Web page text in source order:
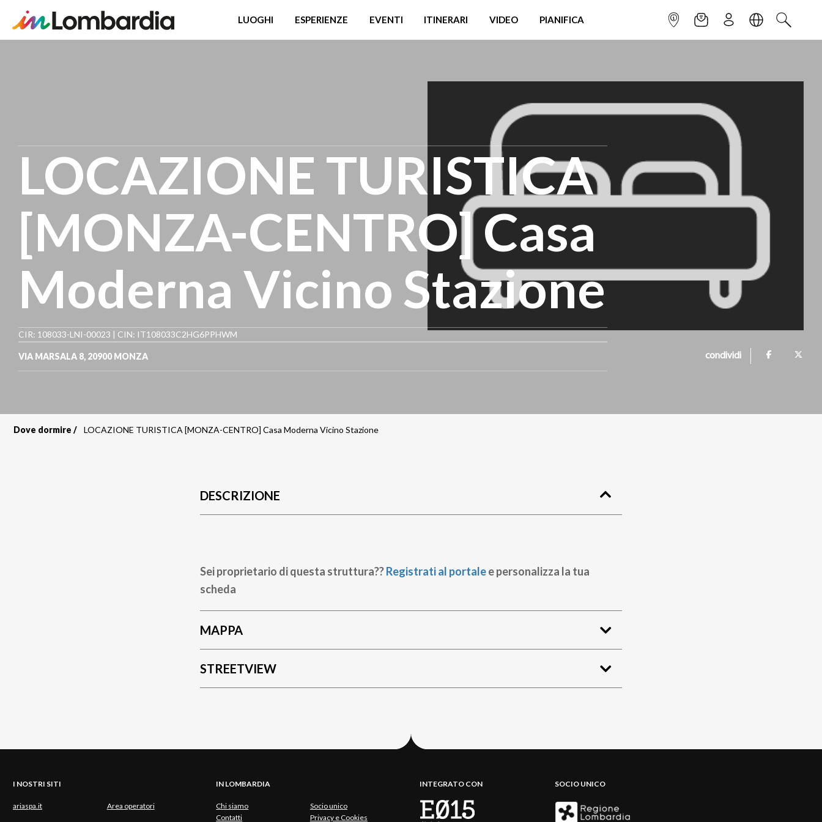
LUOGHI ESPERIENZE EVENTI ITINERARI VIDEO PIANIFICA INFOPOINTNEWSLETTER
ISCRIVITILINGUACERCA
LOCAZIONE TURISTICA
[MONZA-CENTRO] Casa
Moderna Vicino Stazione
CIR: 108033-LNI-00023 | CIN: IT108033C2HG6PPHWM
VIA MARSALA 8, 20900 MONZA condividi
Dove dormire LOCAZIONE TURISTICA [MONZA-CENTRO] Casa Moderna Vicino Stazione
DESCRIZIONE
Sei proprietario di questa struttura??Registrati al portalee personalizza la tua
scheda
MAPPA
STREETVIEW
I NOSTRI SITI
ariaspa.it Area operatori
IN LOMBARDIA
Chi siamo
Socio unico
Contatti
Privacy e Cookies
INTEGRATO CON SOCIO UNICO